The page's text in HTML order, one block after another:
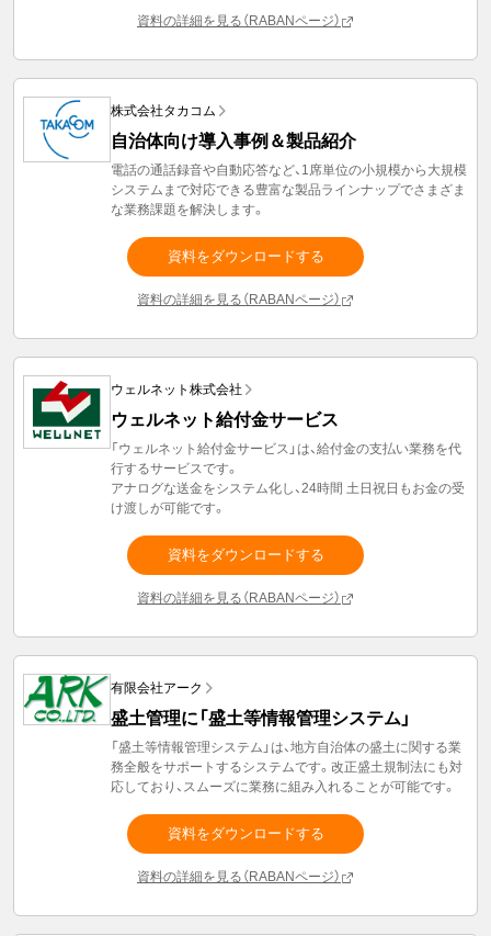
資料の詳細を見る（RABANページ）
株式会社タカコム
自治体向け導入事例＆製品紹介
電話の通話録音や自動応答など、1席単位の小規模から大規模
システムまで対応できる豊富な製品ラインナップでさまざま
な業務課題を解決します。
資料をダウンロードする
資料の詳細を見る（RABANページ）
ウェルネット株式会社
ウェルネット給付金サービス
「ウェルネット給付金サービス」は、給付金の支払い業務を代
行するサービスです。
アナログな送金をシステム化し、24時間 土日祝日もお金の受
け渡しが可能です。
資料をダウンロードする
資料の詳細を見る（RABANページ）
有限会社アーク
盛土管理に「盛土等情報管理システム」
「盛土等情報管理システム」は、地方自治体の盛土に関する業
務全般をサポートするシステムです。改正盛土規制法にも対
応しており、スムーズに業務に組み入れることが可能です。
資料をダウンロードする
資料の詳細を見る（RABANページ）